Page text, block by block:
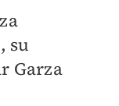
su
Garza